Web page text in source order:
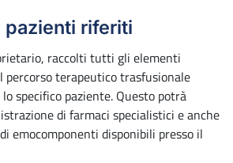
pazienti riferiti
raccolti tutti gli elementi
percorso terapeutico trasfusionale
specifico paziente. Questo potrà
di farmaci specialistici e anche
emocomponenti disponibili presso il